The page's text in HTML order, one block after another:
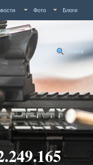
Фото Блоги
Поиск